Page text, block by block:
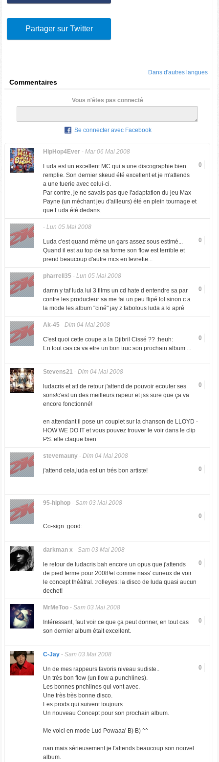
Partager sur Twitter
Dans d'autres langues
Commentaires
Vous n'êtes pas connecté
Se connecter avec Facebook
HipHop4Ever- Mar 06 Mai 2008
0
Luda est un excellent MC qui a une discographie bien
remplie. Son dernier skeud été excellent et je m'attends
a une tuerie avec celui-ci.
Par contre, je ne savais pas que l'adaptation du jeu Max
Payne (un méchant jeu d'ailleurs) été en plein tournage et
que Luda été dedans.
- Lun 05 Mai 2008
0
Luda c'est quand même un gars assez sous estimé...
Quand il est au top de sa forme son flow est terrible et
prend beaucoup d'autre mcs en levrette...
pharrell35- Lun 05 Mai 2008
0
damn y taf luda lui 3 films un cd hate d entendre sa par
contre les producteur sa me fai un peu flipé lol sinon c a
la mode les album "ciné" jay z fabolous luda a ki apré
Ak-45- Dim 04 Mai 2008
0
C'est quoi cette coupe a la Djibril Cissé ?? :heuh:
En tout cas ca va etre un bon truc son prochain album ...
Stevens21- Dim 04 Mai 2008
0
ludacris et atl de retour j'attend de pouvoir ecouter ses
sons!c'est un des meilleurs rapeur et jss sure que ça va
encore fonctionné!
en attendant il pose un couplet sur la chanson de LLOYD -
HOW WE DO IT et vous pouvez trouver le voir dans le clip
PS: elle claque bien
stevemauny- Dim 04 Mai 2008
0
j'attend cela,luda est un trés bon artiste!
95-hiphop- Sam 03 Mai 2008
0
Co-sign :good:
darkman x - Sam 03 Mai 2008
0
le retour de ludacris bah encore un opus que j'attends
de pied ferme pour 2008!et comme nass' curieux de voir
le concept théàtral. :rolleyes: la disco de luda quasi aucun
dechet!
MrMeToo- Sam 03 Mai 2008
0
Intéressant, faut voir ce que ça peut donner, en tout cas
son dernier album était excellent.
C-Jay- Sam 03 Mai 2008
0
Un de mes rappeurs favoris niveau sudiste..
Un très bon flow (un flow a punchlines).
Les bonnes pnchlines qui vont avec.
Une très très bonne disco.
Les prods qui suivent toujours.
Un nouveau Concept pour son prochain album.
Me voici en mode Lud Powaaa' B) B) ^^
nan mais sérieusement je l'attends beaucoup son nouvel
album.